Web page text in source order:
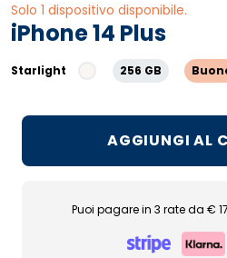
Solo 1 dispositivo disponibile.
iPhone 14 Plus
Starlight 256 GB
AGGIUNGI AL
Puoi pagare in 3 rate da €